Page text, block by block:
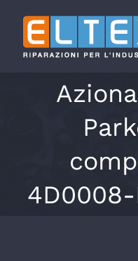
contenuto